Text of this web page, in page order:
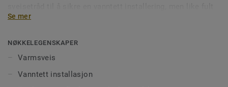
for å sikre en god installering på store flater i offentlig
og forhindrer smuss og møkk å trenge ned i skjøtene. Våre
sveisetråder kommer i ens- eller flerfargede utgaver for å
kontraster.
Se mer
NØKKELEGENSKAPER
Varmsveis
Vanntett installasjon